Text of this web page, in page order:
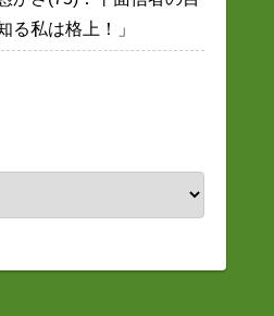
る私は格上！」